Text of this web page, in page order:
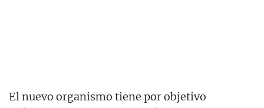
El nuevo organismo tiene por objetivo